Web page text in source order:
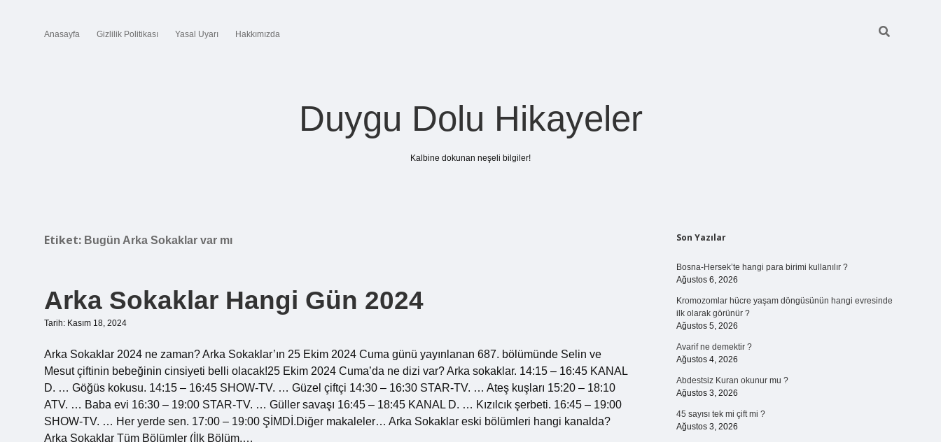
Anasayfa Gizlilik Politikası Yasal Uyarı Hakkımızda
Duygu Dolu Hikayeler
Kalbine dokunan neşeli bilgiler!
Etiket: Bugün Arka Sokaklar var mı
Arka Sokaklar Hangi Gün 2024
Tarih: Kasım 18, 2024
Arka Sokaklar 2024 ne zaman? Arka Sokaklar’ın 25 Ekim 2024 Cuma günü yayınlanan 687. bölümünde Selin ve
Mesut çiftinin bebeğinin cinsiyeti belli olacak!25 Ekim 2024 Cuma’da ne dizi var? Arka sokaklar. 14:15 – 16:45 KANAL
D. … Göğüs kokusu. 14:15 – 16:45 SHOW-TV. … Güzel çiftçi 14:30 – 16:30 STAR-TV. … Ateş kuşları 15:20 – 18:10
ATV. … Baba evi 16:30 – 19:00 STAR-TV. … Güller savaşı 16:45 – 18:45 KANAL D. … Kızılcık şerbeti. 16:45 – 19:00
SHOW-TV. … Her yerde sen. 17:00 – 19:00 ŞİMDİ.Diğer makaleler… Arka Sokaklar eski bölümleri hangi kanalda?
Arka Sokaklar Tüm Bölümler (İlk Bölüm,…
Sidebar
Son Yazılar
Bosna-Hersek’te hangi para birimi kullanılır ?
Ağustos 6, 2026
Kromozomlar hücre yaşam döngüsünün hangi evresinde
ilk olarak görünür ?
Ağustos 5, 2026
Avarif ne demektir ?
Ağustos 4, 2026
Abdestsiz Kuran okunur mu ?
Ağustos 3, 2026
45 sayısı tek mi çift mi ?
Ağustos 3, 2026
ilbet girişhttps://betexpergiris.casino/